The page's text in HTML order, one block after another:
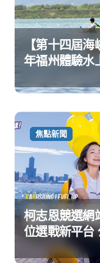
【第十四屆
年福州體驗水
焦點新聞
柯志恩競選網
位選戰新平台